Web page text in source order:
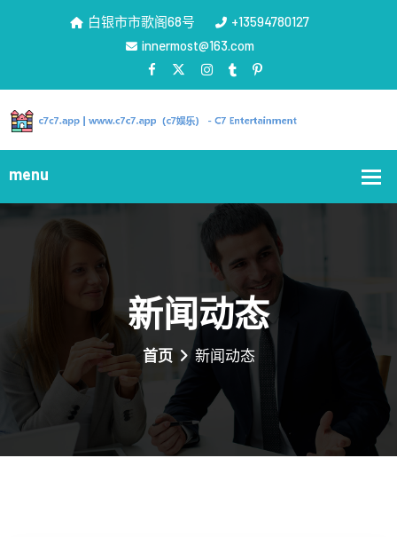
白银市市歌阁68号
+13594780127
innermost@163.com
新闻动态
首页 新闻动态